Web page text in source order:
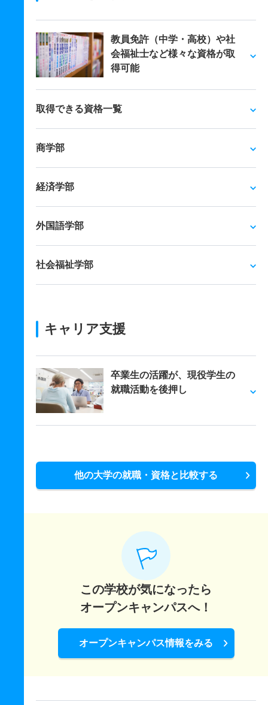
教員免許（中学・高校）や社
会福祉士など様々な資格が取
得可能
取得できる資格一覧
商学部
経済学部
外国語学部
社会福祉学部
キャリア支援
卒業生の活躍が、現役学生の
就職活動を後押し
他の大学の就職・資格と比較する
この学校が気になったら
オープンキャンパスへ！
オープンキャンパス情報をみる